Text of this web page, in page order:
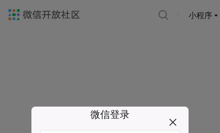
小程序
微信登录